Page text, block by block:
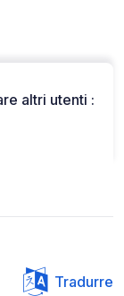
altri utenti :
Tradurre